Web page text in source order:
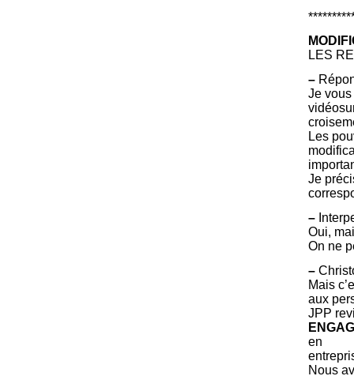
LES
–
Je
Les
Je
–
Oui,
On ne
–
Mais
aux
JPP
en
Nous